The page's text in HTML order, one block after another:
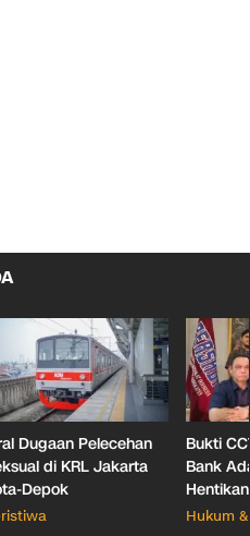
Dugaan Pelecehan
di KRL Jakarta
Depok
Bukti
Bank
Dugaan
Hukum